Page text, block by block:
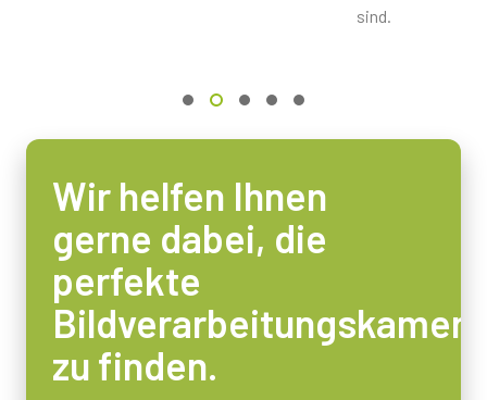
4.3 Watt
Betriebstemperatur (Umgebung)
-20°C to +55°C
sind.
Wir helfen Ihnen
gerne dabei, die
perfekte
Bildverarbeitungskamera
zu finden.